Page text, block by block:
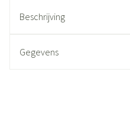
Beschrijving
Gegevens